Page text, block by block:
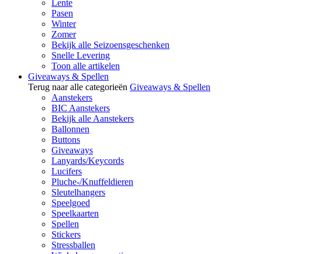
Lente
Pasen
Winter
Zomer
Bekijk alle Seizoensgeschenken
Snelle Levering
Toon alle artikelen
Giveaways & Spellen
Terug naar alle categorieën Giveaways & Spellen
Aanstekers
BIC Aanstekers
Bekijk alle Aanstekers
Ballonnen
Buttons
Giveaways
Lanyards/Keycords
Lucifers
Pluche-/Knuffeldieren
Sleutelhangers
Speelgoed
Speelkaarten
Spellen
Stickers
Stressballen